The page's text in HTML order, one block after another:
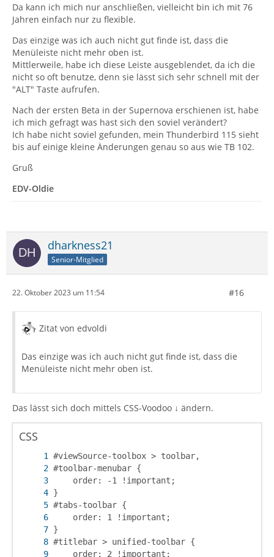
Da kann ich mich nur anschließen, vielleicht bin ich mit 76
Jahren einfach nur zu flexible.
Das einzige was ich auch nicht gut finde ist, dass die
Menüleiste nicht mehr oben ist.
Mittlerweile, habe ich diese Leiste ausgeblendet, da ich die
nicht so oft benutze, denn sie lässt sich sehr schnell mit der
"ALT" Taste aufrufen.
Nach der ersten Beta in der Supernova erschienen ist, habe
ich mich gefragt was hast sich den soviel verändert?
Ich habe nicht soviel gefunden, mein Thunderbird 115 sieht
bis auf einige kleine Änderungen genau so aus wie TB 102.
Gruß
EDV-Oldie
dharkness21
Senior-Mitglied
22. Oktober 2023 um 11:54 #16
Zitat von edvoldi
Das einzige was ich auch nicht gut finde ist, dass die
Menüleiste nicht mehr oben ist.
Das lässt sich doch mittels CSS-Voodoo ↓ ändern.
CSS